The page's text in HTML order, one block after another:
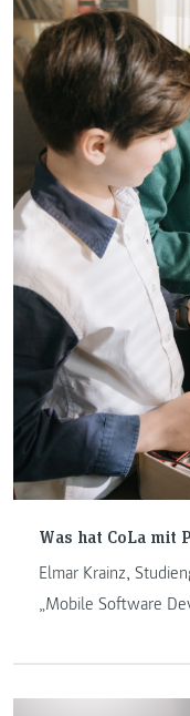
Was hat CoLa mit
Elmar Krainz,
„Mobile Software
Schülerinnen und